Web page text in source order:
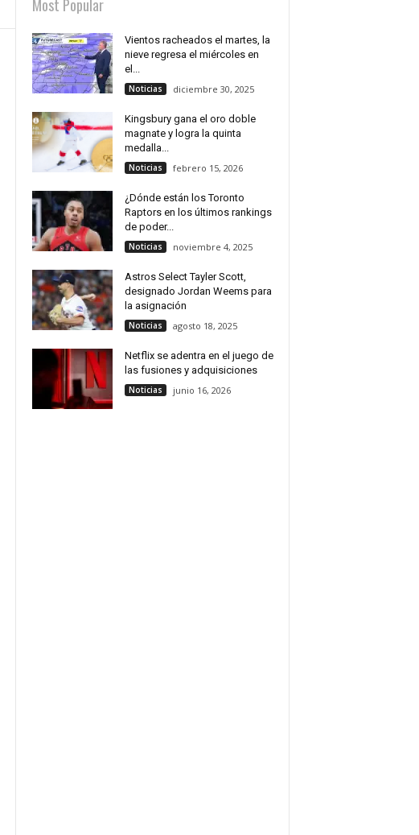
Most Popular
Vientos racheados el martes, la
nieve regresa el miércoles en
el...
Noticias diciembre 30, 2025
Kingsbury gana el oro doble
magnate y logra la quinta
medalla...
Noticias febrero 15, 2026
¿Dónde están los Toronto
Raptors en los últimos rankings
de poder...
Noticias noviembre 4, 2025
Astros Select Tayler Scott,
designado Jordan Weems para
la asignación
Noticias agosto 18, 2025
Netflix se adentra en el juego de
las fusiones y adquisiciones
Noticias junio 16, 2026